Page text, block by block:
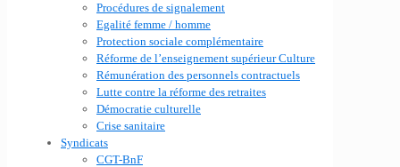
Procédures de signalement
Egalité femme / homme
Protection sociale complémentaire
Réforme de l’enseignement supérieur Culture
Rémunération des personnels contractuels
Lutte contre la réforme des retraites
Démocratie culturelle
Crise sanitaire
Syndicats
CGT-BnF